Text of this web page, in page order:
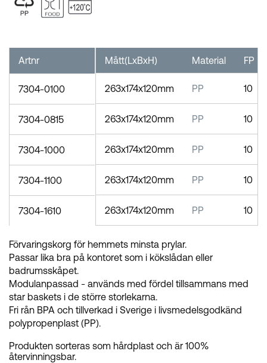
Mått(LxBxH) Material FP
263x174x120mm PP 10
263x174x120mm PP 10
263x174x120mm PP 10
263x174x120mm PP 10
263x174x120mm PP 10
Artnr
7304-0100
7304-0815
7304-1000
7304-1100
7304-1610
Förvaringskorg för hemmets minsta prylar.
Passar lika bra på kontoret som i kökslådan eller
badrumsskåpet.
Modulanpassad - används med fördel tillsammans med
star baskets i de större storlekarna.
Fri rån BPA och tillverkad i Sverige i livsmedelsgodkänd
polypropenplast (PP).
Produkten sorteras som hårdplast och är 100%
återvinningsbar.